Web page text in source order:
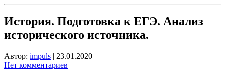
История. Подготовка к ЕГЭ. Анализ
исторического источника.
Автор: impuls | 23.01.2020
Нет комментариев